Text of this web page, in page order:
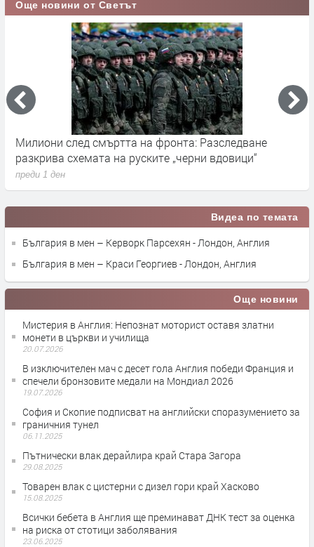
Още новини от Светът
Милиони след смъртта на фронта: Разследване
разкрива схемата на руските „черни вдовици“
преди 1 ден
Видеа по темата
България в мен – Керворк Парсехян - Лондон, Англия
България в мен – Краси Георгиев - Лондон, Англия
Още новини
Мистерия в Англия: Непознат моторист оставя златни
монети в църкви и училища
20.07.2026
В изключителен мач с десет гола Англия победи Франция и
спечели бронзовите медали на Мондиал 2026
19.07.2026
София и Скопие подписват на английски споразумението за
граничния тунел
06.11.2025
Пътнически влак дерайлира край Стара Загора
29.08.2025
Товарен влак с цистерни с дизел гори край Хасково
15.08.2025
Всички бебета в Англия ще преминават ДНК тест за оценка
на риска от стотици заболявания
23.06.2025